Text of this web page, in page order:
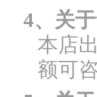
4、关
本店
额可